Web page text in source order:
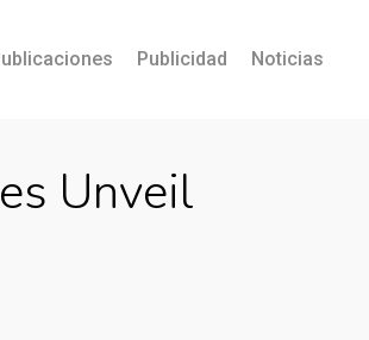
Publicidad Noticias
Unveil